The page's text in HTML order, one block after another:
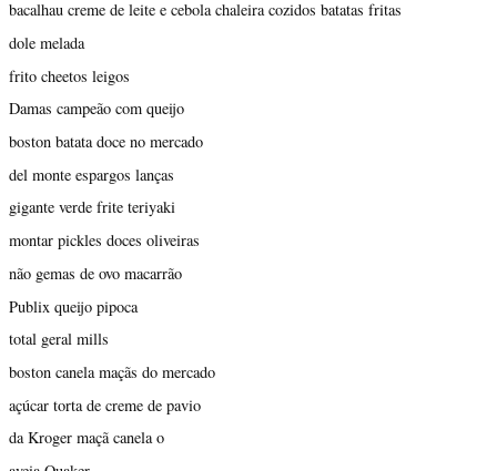
bacalhau creme de leite e cebola chaleira cozidos batatas fritas
dole melada
frito cheetos leigos
Damas campeão com queijo
boston batata doce no mercado
del monte espargos lanças
gigante verde frite teriyaki
montar pickles doces oliveiras
não gemas de ovo macarrão
Publix queijo pipoca
total geral mills
boston canela maçãs do mercado
açúcar torta de creme de pavio
da Kroger maçã canela o